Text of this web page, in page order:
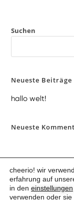
Suchen
Neueste Beiträge
hallo welt!
Neueste
cheerio! wir
erfahrung auf
in den einstellungen
verwenden oder